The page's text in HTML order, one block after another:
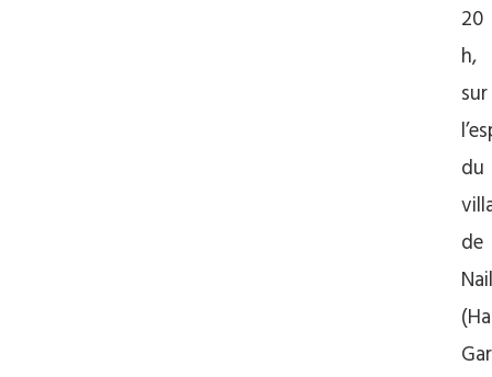
20
h,
sur
du
de